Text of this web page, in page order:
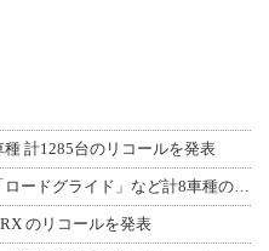
種 計1285台のリコールを発表
【ハーレー】「スポーツスターS」「ロードグライド」など計8車種のリコールを発表
のリコールを発表